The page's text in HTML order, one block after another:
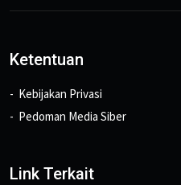
Ketentuan
Kebijakan Privasi
Pedoman Media Siber
Link Terkait